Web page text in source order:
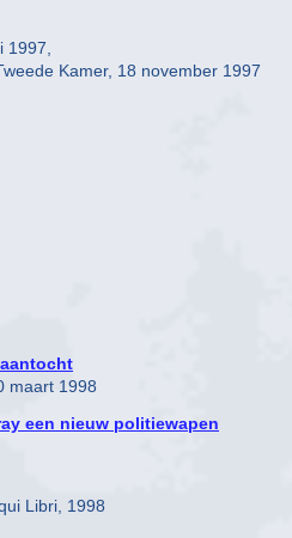
Kamer, 18 november 1997
maart 1998
een nieuw politiewapen
Libri, 1998